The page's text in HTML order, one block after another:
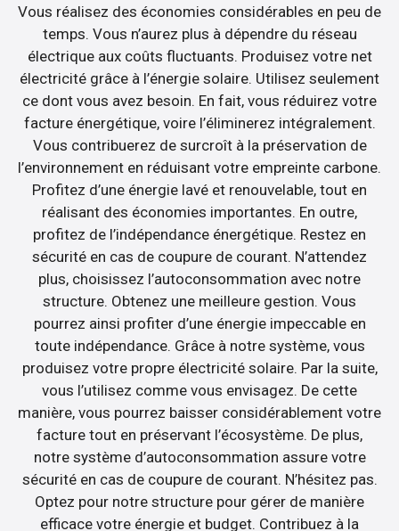
Vous réalisez des économies considérables en peu de
temps. Vous n’aurez plus à dépendre du réseau
électrique aux coûts fluctuants. Produisez votre net
électricité grâce à l’énergie solaire. Utilisez seulement
ce dont vous avez besoin. En fait, vous réduirez votre
facture énergétique, voire l’éliminerez intégralement.
Vous contribuerez de surcroît à la préservation de
l’environnement en réduisant votre empreinte carbone.
Profitez d’une énergie lavé et renouvelable, tout en
réalisant des économies importantes. En outre,
profitez de l’indépendance énergétique. Restez en
sécurité en cas de coupure de courant. N’attendez
plus, choisissez l’autoconsommation avec notre
structure. Obtenez une meilleure gestion. Vous
pourrez ainsi profiter d’une énergie impeccable en
toute indépendance. Grâce à notre système, vous
produisez votre propre électricité solaire. Par la suite,
vous l’utilisez comme vous envisagez. De cette
manière, vous pourrez baisser considérablement votre
facture tout en préservant l’écosystème. De plus,
notre système d’autoconsommation assure votre
sécurité en cas de coupure de courant. N’hésitez pas.
Optez pour notre structure pour gérer de manière
efficace votre énergie et budget. Contribuez à la